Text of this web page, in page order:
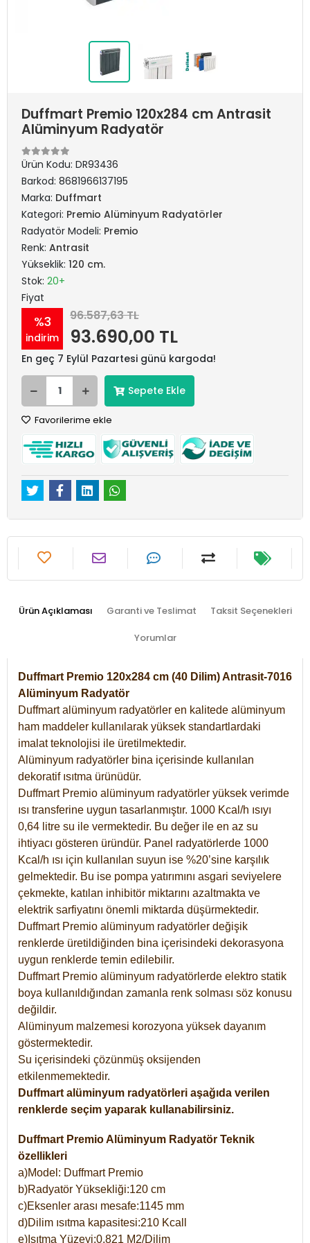
Duffmart Premio 120x284 cm Antrasit
Alüminyum Radyatör
Ürün Kodu: DR93436
Barkod: 8681966137195
Marka: Duffmart
Kategori: Premio Alüminyum Radyatörler
Radyatör Modeli: Premio
Renk: Antrasit
Yükseklik: 120 cm.
Stok: 20+
Fiyat
%3
indirim
96.587,63 TL
93.690,00 TL
En geç 7 Eylül Pazartesi günü kargoda!
Sepete Ekle
Favorilerime ekle
Ürün Açıklaması Garanti ve Teslimat Taksit Seçenekleri
Yorumlar
Duffmart Premio 120x284 cm (40 Dilim) Antrasit-7016
Alüminyum Radyatör
Duffmart alüminyum radyatörler en kalitede alüminyum
ham maddeler kullanılarak yüksek standartlardaki
imalat teknolojisi ile üretilmektedir.
Alüminyum radyatörler bina içerisinde kullanılan
dekoratif ısıtma ürünüdür.
Duffmart Premio alüminyum radyatörler yüksek verimde
ısı transferine uygun tasarlanmıştır. 1000 Kcal/h ısıyı
0,64 litre su ile vermektedir. Bu değer ile en az su
ihtiyacı gösteren üründür. Panel radyatörlerde 1000
Kcal/h ısı için kullanılan suyun ise %20’sine karşılık
gelmektedir. Bu ise pompa yatırımını asgari seviyelere
çekmekte, katılan inhibitör miktarını azaltmakta ve
elektrik sarfiyatını önemli miktarda düşürmektedir.
Duffmart Premio alüminyum radyatörler değişik
renklerde üretildiğinden bina içerisindeki dekorasyona
uygun renklerde temin edilebilir.
Duffmart Premio alüminyum radyatörlerde elektro statik
boya kullanıldığından zamanla renk solması söz konusu
değildir.
Alüminyum malzemesi korozyona yüksek dayanım
göstermektedir.
Su içerisindeki çözünmüş oksijenden
etkilenmemektedir.
Duffmart alüminyum radyatörleri aşağıda verilen
renklerde seçim yaparak kullanabilirsiniz.
Duffmart Premio Alüminyum Radyatör Teknik
özellikleri
a)Model: Duffmart Premio
b)Radyatör Yüksekliği:120 cm
c)Eksenler arası mesafe:1145 mm
d)Dilim ısıtma kapasitesi:210 Kcall
e)Isıtma Yüzeyi:0,821 M2/Dilim